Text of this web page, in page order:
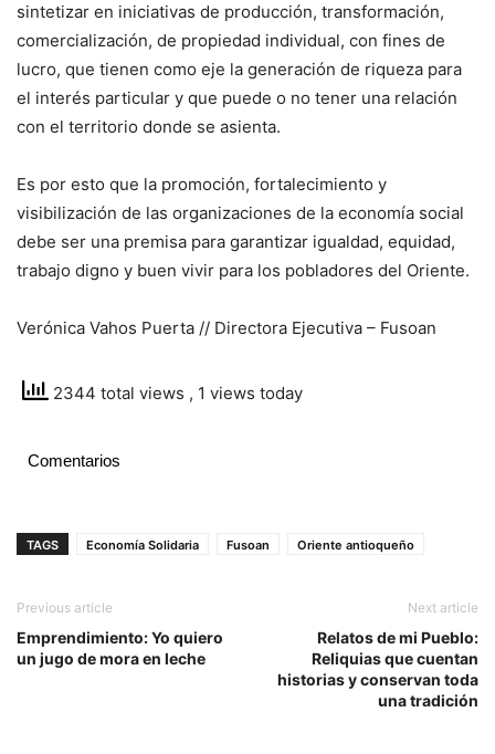
sintetizar en iniciativas de producción, transformación,
comercialización, de propiedad individual, con fines de
lucro, que tienen como eje la generación de riqueza para
el interés particular y que puede o no tener una relación
con el territorio donde se asienta.
Es por esto que la promoción, fortalecimiento y
visibilización de las organizaciones de la economía social
debe ser una premisa para garantizar igualdad, equidad,
trabajo digno y buen vivir para los pobladores del Oriente.
Verónica Vahos Puerta // Directora Ejecutiva – Fusoan
2344 total views , 1 views today
Comentarios
TAGS Economía Solidaria Fusoan Oriente antioqueño
Previous article
Emprendimiento: Yo quiero
un jugo de mora en leche
Next article
Relatos de mi Pueblo:
Reliquias que cuentan
historias y conservan toda
una tradición